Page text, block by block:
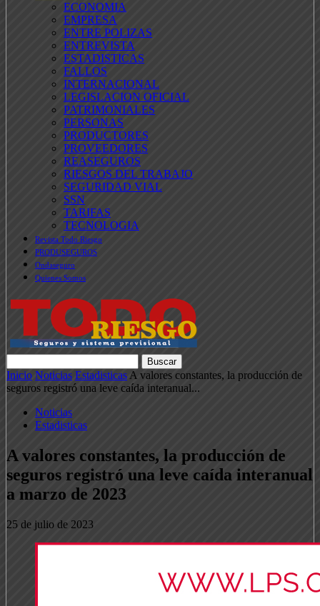
ECONOMIA
EMPRESA
ENTRE POLIZAS
ENTREVISTA
ESTADISTICAS
FALLOS
INTERNACIONAL
LEGISLACION OFICIAL
PATRIMONIALES
PERSONAS
PRODUCTORES
PROVEEDORES
REASEGUROS
RIESGOS DEL TRABAJO
SEGURIDAD VIAL
SSN
TARIFAS
TECNOLOGIA
Revista Todo Riesgo
PRODUSEGUROS
Ondaseguro
Quienes Somos
Inicio Noticias Estadisticas A valores constantes, la producción de
seguros registró una leve caída interanual...
Noticias
Estadisticas
A valores constantes, la producción de
seguros registró una leve caída interanual
a marzo de 2023
25 de julio de 2023